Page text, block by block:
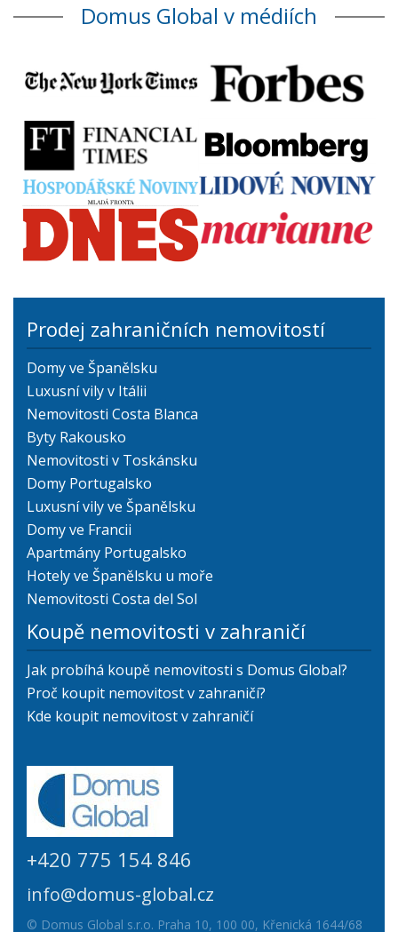
Domus Global v médiích
Prodej zahraničních nemovitostí
Domy ve Španělsku
Luxusní vily v Itálii
Nemovitosti Costa Blanca
Byty Rakousko
Nemovitosti v Toskánsku
Domy Portugalsko
Luxusní vily ve Španělsku
Domy ve Francii
Apartmány Portugalsko
Hotely ve Španělsku u moře
Nemovitosti Costa del Sol
Koupě nemovitosti v zahraničí
Jak probíhá koupě nemovitosti s Domus Global?
Proč koupit nemovitost v zahraničí?
Kde koupit nemovitost v zahraničí
+420 775 154 846
info@domus-global.cz
© Domus Global s.r.o. Praha 10, 100 00, Křenická 1644/68